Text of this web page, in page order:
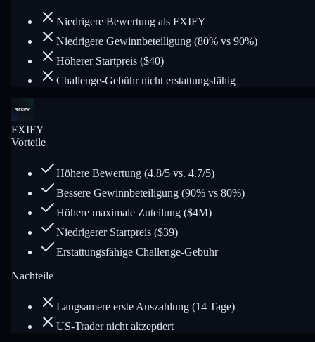
Niedrigere Bewertung als FXIFY
Niedrigere Gewinnbeteiligung (80% vs 90%)
Höherer Startpreis ($40)
Challenge-Gebühr nicht erstattungsfähig
FXIFY
Vorteile
Höhere Bewertung (4.8/5 vs. 4.7/5)
Bessere Gewinnbeteiligung (90% vs 80%)
Höhere maximale Zuteilung ($4M)
Niedrigerer Startpreis ($39)
Erstattungsfähige Challenge-Gebühr
Nachteile
Langsamere erste Auszahlung (14 Tage)
US-Trader nicht akzeptiert